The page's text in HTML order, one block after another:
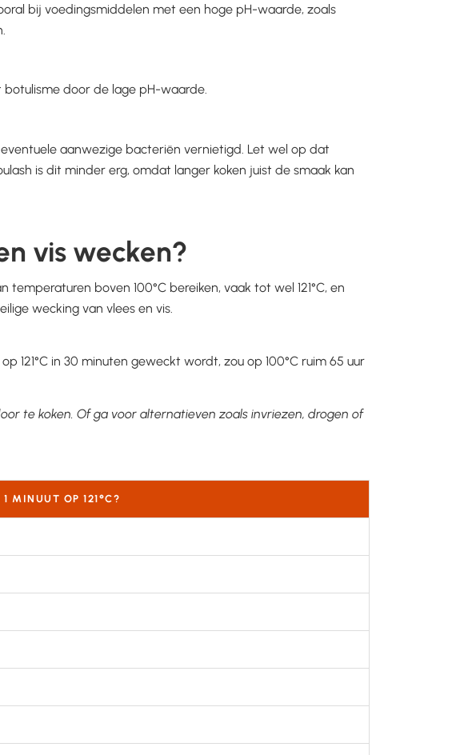
bij voedingsmiddelen met een hoge pH-waarde, zoals
door de lage pH-waarde.
aanwezige bacteriën vernietigd. Let wel op dat
is dit minder erg, omdat langer koken juist de smaak kan
vis wecken?
temperaturen boven 100°C bereiken, vaak tot wel 121°C, en
wecking van vlees en vis.
in 30 minuten geweckt wordt, zou op 100°C ruim 65 uur
te koken. Of ga voor alternatieven zoals invriezen, drogen of
MINUUT OP 121°C?